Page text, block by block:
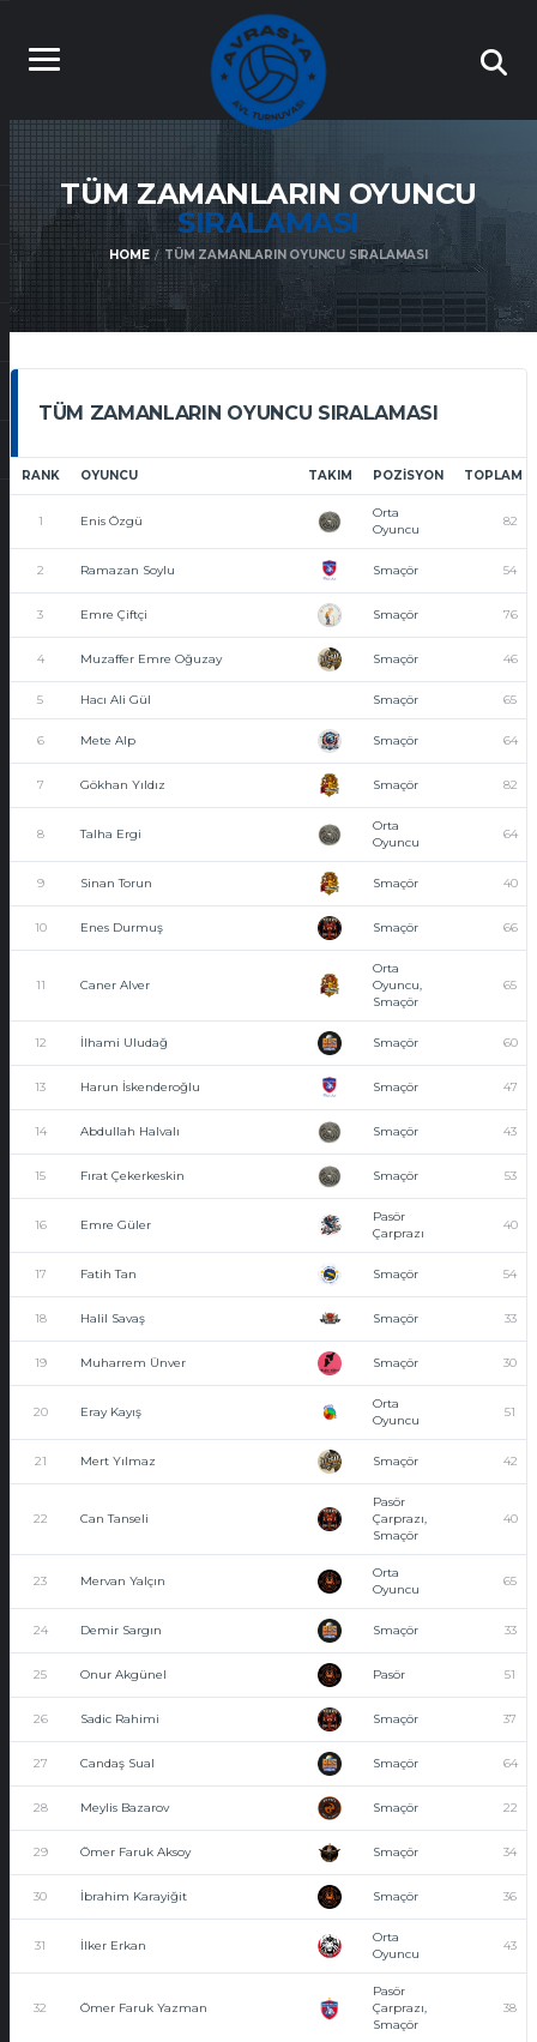
TÜM ZAMANLARIN OYUNCU
SIRALAMASI
HOME TÜM ZAMANLARIN OYUNCU SIRALAMASI
TÜM ZAMANLARIN OYUNCU SIRALAMASI
RANK OYUNCU TAKIM POZISYON TOPLAM
1 Enis Özgü
Orta
Oyuncu
82
2 Ramazan Soylu Smaçör 54
3 Emre Çiftçi Smaçör 76
4 Muzaffer Emre Oğuzay Smaçör 46
5 Hacı Ali Gül Smaçör 65
6 Mete Alp Smaçör 64
7 Gökhan Yıldız Smaçör 82
8 Talha Ergi
Orta
Oyuncu
64
9 Sinan Torun Smaçör 40
10 Enes Durmuş Smaçör 66
11 Caner Alver
Orta
Oyuncu,
Smaçör
65
12 İlhami Uludağ Smaçör 60
13 Harun İskenderoğlu Smaçör 47
14 Abdullah Halvalı Smaçör 43
15 Fırat Çekerkeskin Smaçör 53
16 Emre Güler
Pasör
Çarprazı
40
17 Fatih Tan Smaçör 54
18 Halil Savaş Smaçör 33
19 Muharrem Ünver Smaçör 30
20 Eray Kayış
Orta
Oyuncu
51
21 Mert Yılmaz Smaçör 42
22 Can Tanseli
Pasör
Çarprazı,
Smaçör
40
23 Mervan Yalçın
Orta
Oyuncu
65
24 Demir Sargın Smaçör 33
25 Onur Akgünel Pasör 51
26 Sadic Rahimi Smaçör 37
27 Candaş Sual Smaçör 64
28 Meylis Bazarov Smaçör 22
29 Ömer Faruk Aksoy Smaçör 34
30 İbrahim Karayiğit Smaçör 36
31 İlker Erkan
Orta
Oyuncu
43
32 Ömer Faruk Yazman
Pasör
Çarprazı,
Smaçör
38